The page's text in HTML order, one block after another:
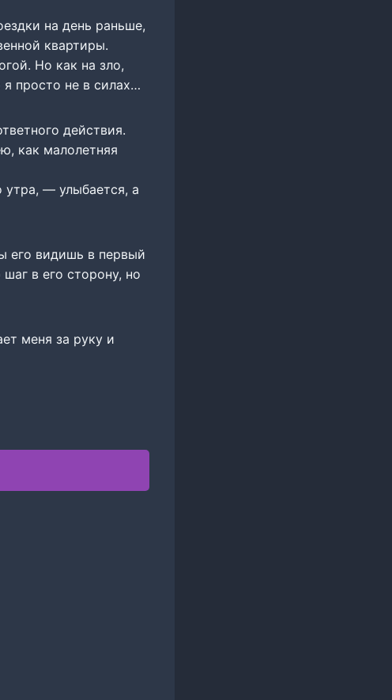
на день раньше,
квартиры.
Но как на зло,
просто не в силах…
действия.
как малолетняя
— улыбается, а
его видишь в первый
в его сторону, но
меня за руку и